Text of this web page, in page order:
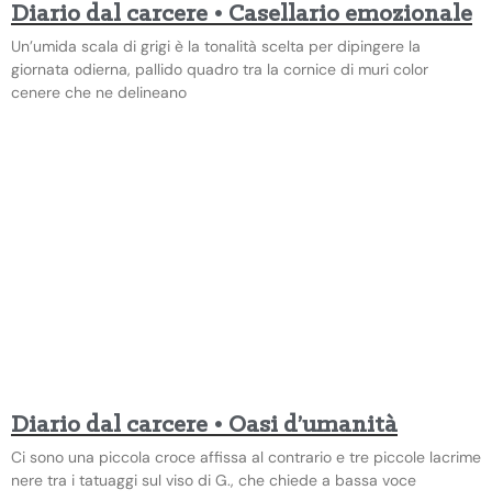
Diario dal carcere • Casellario emozionale
Un’umida scala di grigi è la tonalità scelta per dipingere la
giornata odierna, pallido quadro tra la cornice di muri color
cenere che ne delineano
Diario dal carcere • Oasi d’umanità
Ci sono una piccola croce affissa al contrario e tre piccole lacrime
nere tra i tatuaggi sul viso di G., che chiede a bassa voce